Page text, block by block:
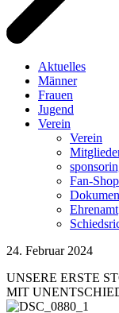
Aktuelles
Männer
Frauen
Jugend
Verein
Verein
Fan-Shop
Ehrenamt
24. Februar 2024
UNSERE ERSTE
MIT